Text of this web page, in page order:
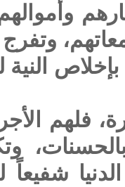
النية
فلهم
شفيعاً